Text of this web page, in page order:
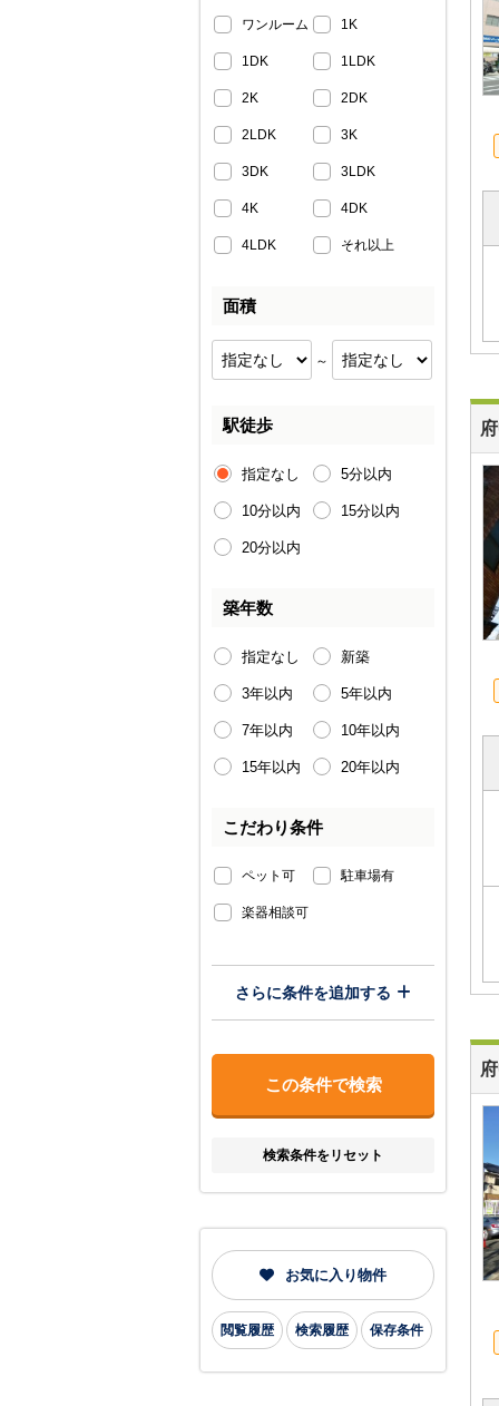
ワンルーム 1K
1DK 1LDK
2K 2DK
2LDK 3K
3DK 3LDK
4K 4DK
4LDK それ以上
面積
～
駅徒歩
指定なし 5分以内
10分以内 15分以内
20分以内
築年数
指定なし 新築
3年以内 5年以内
7年以内 10年以内
15年以内 20年以内
こだわり条件
ペット可 駐車場有
楽器相談可
さらに条件を追加する
検索条件をリセット
お気に入り物件
閲覧履歴 検索履歴 保存条件